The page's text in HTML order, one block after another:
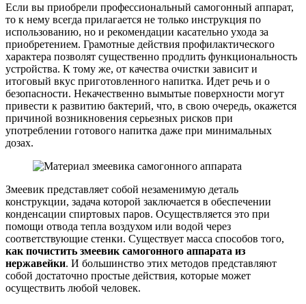
Если вы приобрели профессиональный самогонный аппарат,
то к нему всегда прилагается не только инструкция по
использованию, но и рекомендации касательно ухода за
приобретением. Грамотные действия профилактического
характера позволят существенно продлить функциональность
устройства. К тому же, от качества очистки зависит и
итоговый вкус приготовленного напитка. Идет речь и о
безопасности. Некачественно вымытые поверхности могут
привести к развитию бактерий, что, в свою очередь, окажется
причиной возникновения серьезных рисков при
употреблении готового напитка даже при минимальных
дозах.
Змеевик представляет собой незаменимую деталь
конструкции, задача которой заключается в обеспечении
конденсации спиртовых паров. Осуществляется это при
помощи отвода тепла воздухом или водой через
соответствующие стенки. Существует масса способов того,
как почистить змеевик самогонного аппарата из
нержавейки. И большинство этих методов представляют
собой достаточно простые действия, которые может
осуществить любой человек.